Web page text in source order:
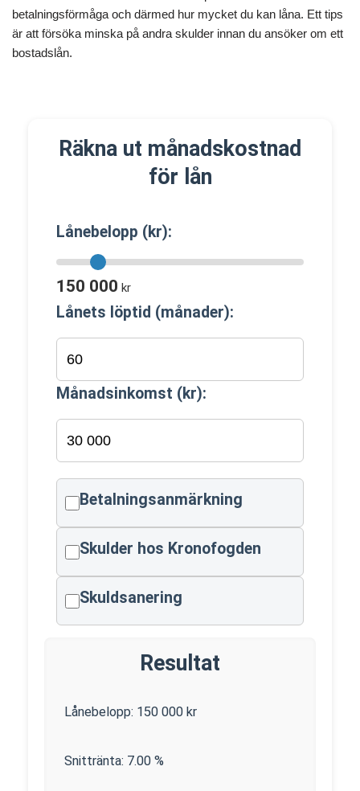
betalningsförmåga och därmed hur mycket du kan låna. Ett tips
är att försöka minska på andra skulder innan du ansöker om ett
bostadslån.
Räkna ut månadskostnad
för lån
Lånebelopp (kr):
150 000 kr
Lånets löptid (månader):
Månadsinkomst (kr):
Betalningsanmärkning
Skulder hos Kronofogden
Skuldsanering
Resultat
Lånebelopp: 150 000 kr
Snittränta: 7.00 %